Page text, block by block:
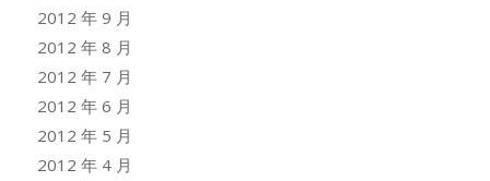
2012 年 9 月
2012 年 8 月
2012 年 7 月
2012 年 6 月
2012 年 5 月
2012 年 4 月